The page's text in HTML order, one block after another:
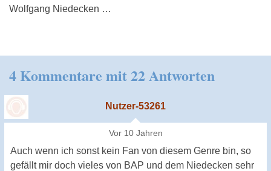
Wolfgang Niedecken …
4 Kommentare mit 22 Antworten
Nutzer-53261
Vor 10 Jahren
Auch wenn ich sonst kein Fan von diesem Genre bin, so
gefällt mir doch vieles von BAP und dem Niedecken sehr